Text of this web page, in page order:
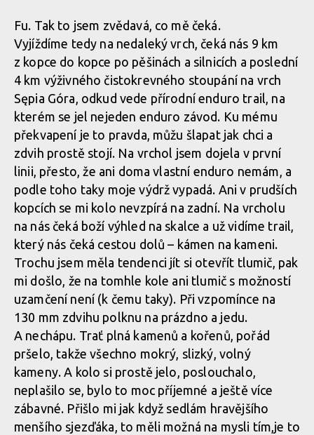
Abby a Verunka vyzkoušeli allmountain a enduro kola Kross
Abby a Verunka vyzkoušeli allmountain a enduro kola Kross
Fu. Tak to jsem zvědavá, co mě čeká.
Vyjíždíme tedy na nedaleký vrch, čeká nás 9 km
z kopce do kopce po pěšinách a silnicích a poslední
4 km výživného čistokrevného stoupání na vrch
Sępia Góra, odkud vede přírodní enduro trail, na
kterém se jel nejeden enduro závod. Ku mému
překvapení je to pravda, můžu šlapat jak chci a
zdvih prostě stojí. Na vrchol jsem dojela v první
linii, přesto, že ani doma vlastní enduro nemám, a
podle toho taky moje výdrž vypadá. Ani v prudších
kopcích se mi kolo nevzpírá na zadní. Na vrcholu
na nás čeká boží výhled na skalce a už vidíme trail,
který nás čeká cestou dolů – kámen na kameni.
Trochu jsem měla tendenci jít si otevřít tlumič, pak
mi došlo, že na tomhle kole ani tlumič s možností
uzamčení není (k čemu taky). Při vzpomínce na
130 mm zdvihu polknu na prázdno a jedu.
A nechápu. Trať plná kamenů a kořenů, pořád
pršelo, takže všechno mokrý, slizký, volný
kameny. A kolo si prostě jelo, poslouchalo,
neplašilo se, bylo to moc příjemné a ještě více
zábavné. Přišlo mi jak když sedlám hravějšího
menšího sjezďáka, to měli možná na mysli tím,je to